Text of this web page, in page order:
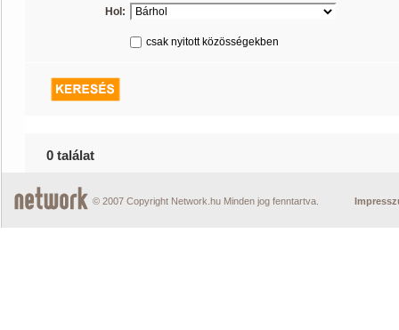
Hol:
csak nyitott közösségekben
0 találat
© 2007 Copyright Network.hu Minden jog fenntartva.